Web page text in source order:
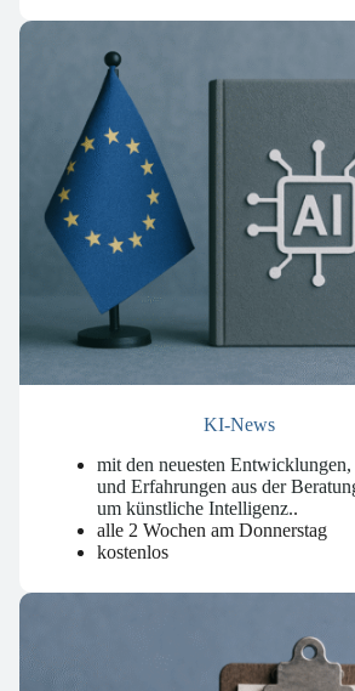
mit den neuesten Entwicklungen,
und Erfahrungen aus der
um künstliche Intelligenz..
alle 2 Wochen am Donnerstag